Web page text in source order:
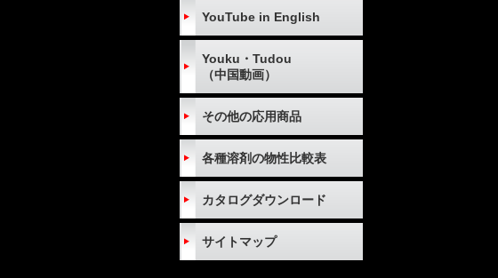
YouTube in English
Youku・Tudou
（中国動画）
その他の応用商品
各種溶剤の物性比較表
カタログダウンロード
サイトマップ